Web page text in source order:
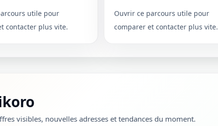
utile pour
contacter plus vite.
Ouvrir ce parcours utile pour
comparer et contacter plus vite.
visibles, nouvelles adresses et tendances du moment.